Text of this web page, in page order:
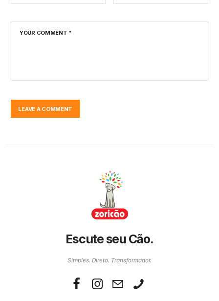
Escute seu Cão.
Simples. Direto. Transformador.